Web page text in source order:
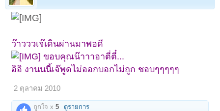
ว๊าวววเจ๊เดินผ่านมาพอดี
ขอบคุณน๊าาาอาตี่ตี๋...
อิอิ งานนนี้เจ๊พูดไม่ออกบอกไม่ถูก ชอบๆๆๆๆๆ
2 ตุลาคม 2010
ถูกใจ x5 ดูรายการ